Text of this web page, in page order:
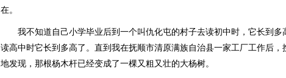
在。
我不知道自己小学毕业后到一个叫仇化屯的村子去读初中时，它长到
读高中时它长到多高了。直到我在抚顺市清原满族自治县一家工厂工作后
地发现，那根杨木杆已经变成了一棵又粗又壮的大杨树。